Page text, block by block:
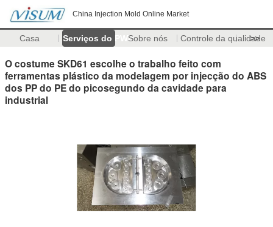
China Injection Mold Online Market
Casa Serviços do PWBSobre nós Controle da qualidade
>>
O costume SKD61 escolhe o trabalho feito com
ferramentas plástico da modelagem por injecção do ABS
dos PP do PE do picosegundo da cavidade para
industrial